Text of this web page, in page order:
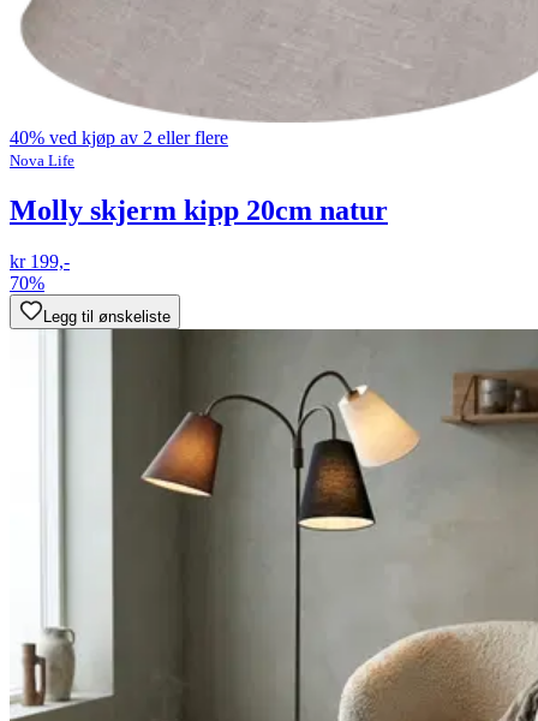
40% ved kjøp av 2 eller flere
Nova Life
Molly skjerm kipp 20cm natur
kr 199,-
70%
Legg til ønskeliste